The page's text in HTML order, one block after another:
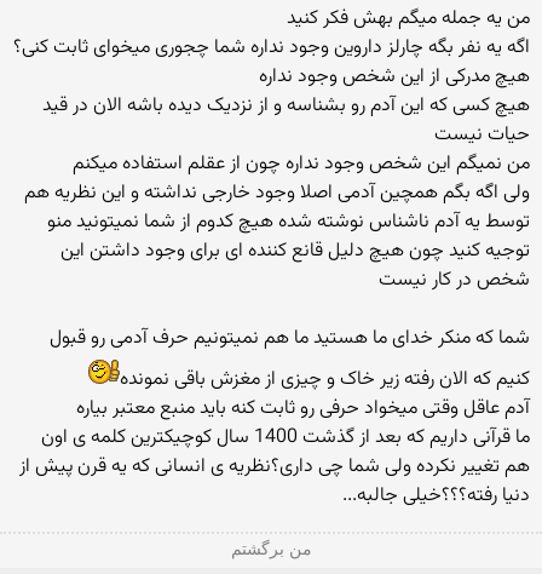
من یه جمله میگم بهش فکر کنید
اگه یه نفر بگه چارلز داروین وجود نداره شما چجوری میخوای ثابت کنی؟
هیچ مدرکی از این شخص وجود نداره
هیچ کسی که این آدم رو بشناسه و از نزدیک دیده باشه الان در قید
حیات نیست
من نمیگم این شخص وجود نداره چون از عقلم استفاده میکنم
ولی اگه بگم همچین آدمی اصلا وجود خارجی نداشته و این نظریه هم
توسط یه آدم ناشناس نوشته شده هیچ کدوم از شما نمیتونید منو
توجیه کنید چون هیچ دلیل قانع کننده ای برای وجود داشتن این
شخص در کار نیست
شما که منکر خدای ما هستید ما هم نمیتونیم حرف آدمی رو قبول
کنیم که الان رفته زیر خاک و چیزی از مغزش باقی نمونده
آدم عاقل وقتی میخواد حرفی رو ثابت کنه باید منبع معتبر بیاره
ما قرآنی داریم که بعد از گذشت 1400 سال کوچیکترین کلمه ی اون
هم تغییر نکرده ولی شما چی داری؟نظریه ی انسانی که یه قرن پیش از
دنیا رفته؟؟؟خیلی جالبه...
من برگشتم